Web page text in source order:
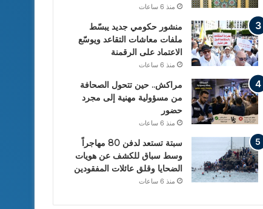
منذ 6 ساعات
منشور حكومي جديد يبسّط
ملفات معاشات التقاعد ويوسّع
الاعتماد على الرقمنة
منذ 6 ساعات
مراكش.. حين تتحول الصحافة
من مسؤولية مهنية إلى مجرد
حضور
منذ 6 ساعات
سبتة تستعد لدفن 80 مهاجراً
وسط سباق للكشف عن هويات
الضحايا وقلق عائلات المفقودين
منذ 6 ساعات